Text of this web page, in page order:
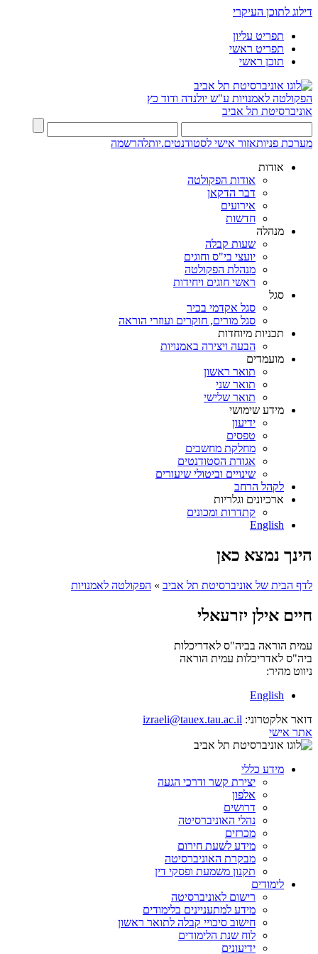
דילוג לתוכן העיקרי
תפריט עליון
תפריט ראשי
תוכן ראשי
הפקולטה לאמנויות ע"ש יולנדה ודוד כץ
אוניברסיטת תל אביב
מערכת פניותאזור אישי לסטודנטים.יותלהרשמה
אודות
אודות הפקולטה
דבר הדקאן
אירועים
חדשות
מנהלה
שעות קבלה
יועצי בי"ס וחוגים
מנהלת הפקולטה
ראשי חוגים ויחידות
סגל
סגל אקדמי בכיר
סגל מורים, חוקרים ועוזרי הוראה
תכניות מיוחדות
הבעה ויצירה באמנויות
מועמדים
תואר ראשון
תואר שני
תואר שלישי
מידע שימושי
ידיעון
טפסים
מחלקת מחשבים
אגודת הסטודנטים
שינויים וביטולי שיעורים
לקהל הרחב
ארכיונים וגלריות
קתדרות ומכונים
English
הינך נמצא כאן
לדף הבית של אוניברסיטת תל אביב » הפקולטה לאמנויות
חיים אילן יזרעאלי
עמית הוראה בביה"ס לאדריכלות
ביה"ס לאדריכלות עמית הוראה
ניווט מהיר:
English
דואר אלקטרוני: izraeli@tauex.tau.ac.il
אתר אישי
מידע כללי
יצירת קשר ודרכי הגעה
אלפון
דרושים
נהלי האוניברסיטה
מכרזים
מידע לשעת חירום
מבקרת האוניברסיטה
תקנון משמעת ופסקי דין
לימודים
רישום לאוניברסיטה
מידע למתעניינים בלימודים
חישוב סיכויי קבלה לתואר ראשון
לוח שנת הלימודים
ידיעונים